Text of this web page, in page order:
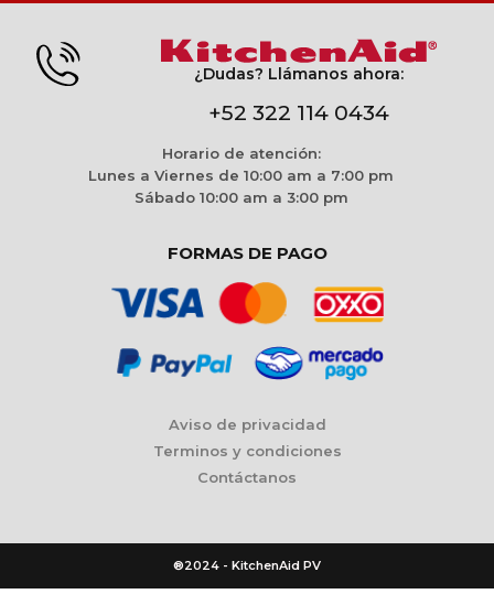
¿Dudas? Llámanos ahora:
+52 322 114 0434
Horario de atención:
Lunes a Viernes de 10:00 am a 7:00 pm
Sábado 10:00 am a 3:00 pm
FORMAS DE PAGO
Aviso de privacidad
Terminos y condiciones
Contáctanos
®2024 - KitchenAid PV